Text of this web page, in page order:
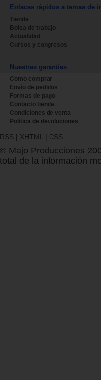
Enlaces rápidos a temas de
Tienda
Bolsa de trabajo
Actualidad
Cursos y congresos
Nuestras garantías
Cómo comprar
Envío de pedidos
Formas de pago
Contacto tienda
Condiciones de venta
Política de devoluciones
RSS | XHTML | CSS
© Majo Producciones
total de la información